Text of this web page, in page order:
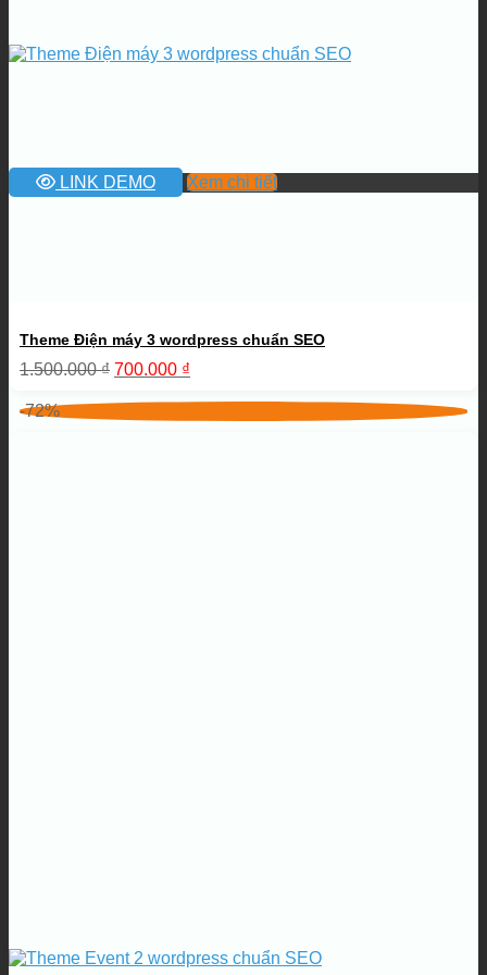
LINK DEMO Xem chi tiết
Theme Điện máy 3 wordpress chuẩn SEO
1.500.000₫ Giá
là:
1.500.000 ₫.
700.000 ₫
tại
là:
-72%